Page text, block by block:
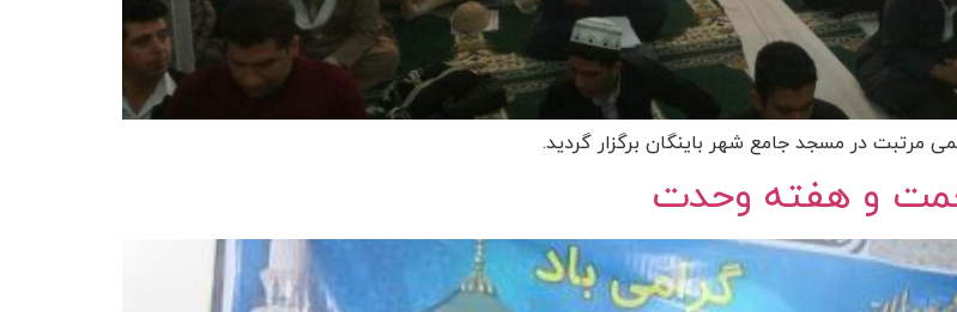
در مسجد جامع شهر باینگان برگزار گردید.
رحمت و هفته وحدت